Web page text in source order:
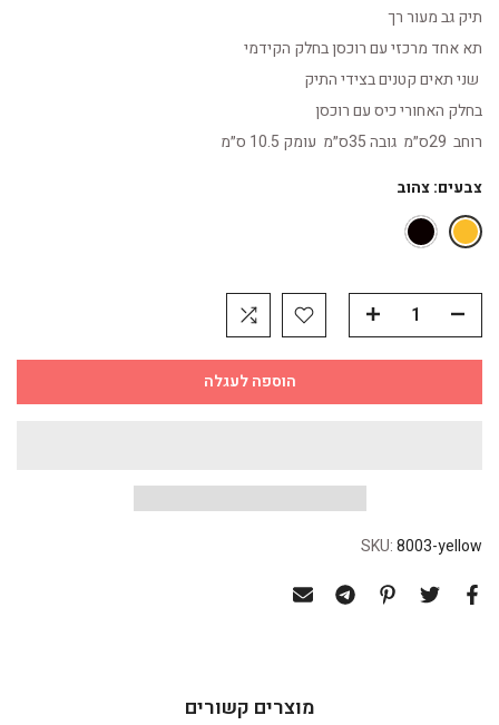
תיק גב מעור רך
תא אחד מרכזי עם רוכסן בחלק הקידמי
שני תאים קטנים בצידי התיק
בחלק האחורי כיס עם רוכסן
רוחב 29ס״מ גובה 35ס״מ עומק 10.5 ס״מ
צבעים:צהוב
הוספה לעגלה
SKU:8003-yellow
מוצרים קשורים